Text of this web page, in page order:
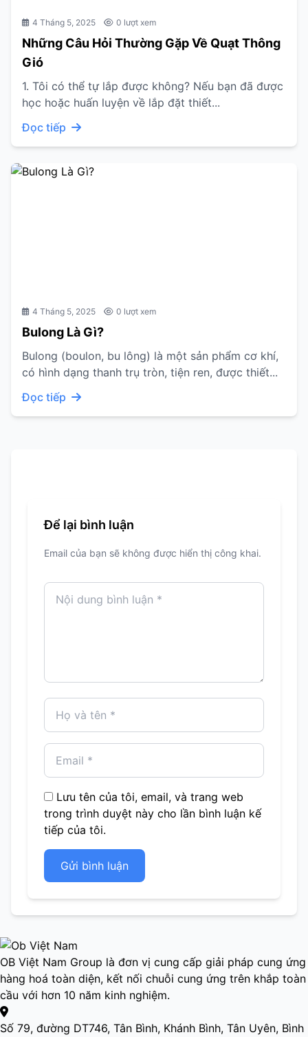
4 Tháng 5, 2025 0 lượt xem
Những Câu Hỏi Thường Gặp Về Quạt Thông
Gió
1. Tôi có thể tự lắp được không? Nếu bạn đã được
học hoặc huấn luyện về lắp đặt thiết...
Đọc tiếp
4 Tháng 5, 2025 0 lượt xem
Bulong Là Gì?
Bulong (boulon, bu lông) là một sản phẩm cơ khí,
có hình dạng thanh trụ tròn, tiện ren, được thiết...
Đọc tiếp
Để lại bình luận
Email của bạn sẽ không được hiển thị công khai.
Lưu tên của tôi, email, và trang web
trong trình duyệt này cho lần bình luận kế
tiếp của tôi.
Gửi bình luận
OB Việt Nam Group là đơn vị cung cấp giải pháp cung ứng
hàng hoá toàn diện, kết nối chuỗi cung ứng trên khắp toàn
cầu với hơn 10 năm kinh nghiệm.
Số 79, đường DT746, Tân Bình, Khánh Bình, Tân Uyên, Bình